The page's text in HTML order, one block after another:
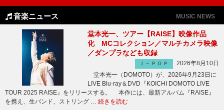
音楽ニュース MUSIC NEWS
堂本光一、ツアー【RAISE】映像作品
化 MCコレクション／マルチカメラ映像
／ダンプラなども収録
Ｊ－ＰＯＰ
2026年8月10日
堂本光一（DOMOTO）が、2026年9月23日に
LIVE Blu-ray＆DVD『KOICHI DOMOTO LIVE
TOUR 2025 RAISE』をリリースする。 本作には、最新アルバム『RAISE』
を携え、生バンド、ストリング … 続きを読む